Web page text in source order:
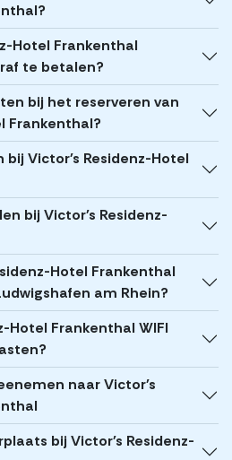
Hotel Frankenthal
te betalen?
bij het reserveren van
Frankenthal?
bij Victor's Residenz-Hotel
bij Victor's Residenz-
Hotel Frankenthal
am Rhein?
Hotel Frankenthal WIFI
naar Victor's
bij Victor's Residenz-